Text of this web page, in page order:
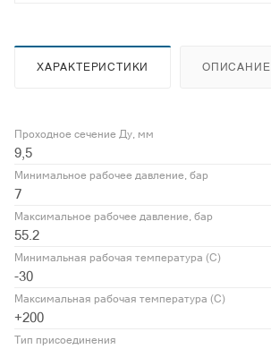
ХАРАКТЕРИСТИКИ ОПИСАНИЕ
Проходное сечение Ду, мм
9,5
Минимальное рабочее давление, бар
7
Максимальное рабочее давление, бар
55.2
Минимальная рабочая температура (С)
-30
Максимальная рабочая температура (С)
+200
Тип присоединения